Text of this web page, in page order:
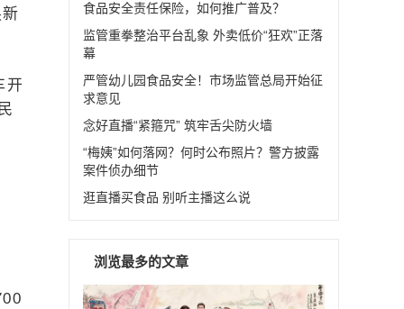
开
食品安全责任保险，如何推广普及？
监管重拳整治平台乱象 外卖低价“狂欢”正落
幕
严管幼儿园食品安全！市场监管总局开始征
求意见
念好直播“紧箍咒” 筑牢舌尖防火墙
“梅姨”如何落网？何时公布照片？警方披露
案件侦办细节
逛直播买食品 别听主播这么说
浏览最多的文章